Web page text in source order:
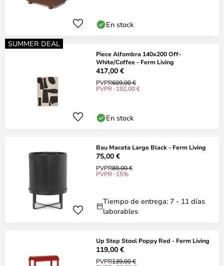
En stock
SUMMER DEAL
Piece Alfombra 140x200 Off-
White/Coffee - Ferm Living
417,00 €
PVPR609,00 €
PVPR -192,00 €
En stock
Bau Maceta Large Black - Ferm Living
75,00 €
PVPR89,00 €
PVPR -15%
Tiempo de entrega: 7 - 11 días
laborables
Up Step Stool Poppy Red - Ferm Living
119,00 €
PVPR139,00 €